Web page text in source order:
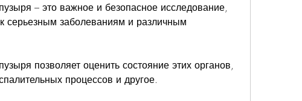
– это важное и безопасное исследование,
серьезным заболеваниям и различным
позволяет оценить состояние этих органов,
процессов и другое.